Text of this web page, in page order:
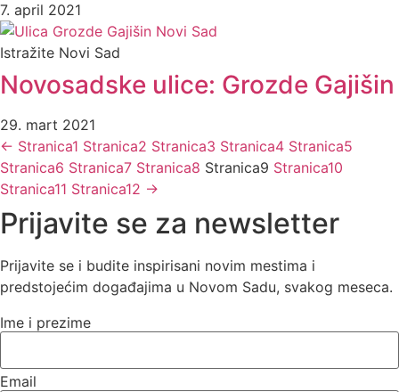
7. april 2021
Istražite Novi Sad
Novosadske ulice: Grozde Gajišin
29. mart 2021
← Stranica1 Stranica2 Stranica3 Stranica4 Stranica5
Stranica6 Stranica7 Stranica8 Stranica9 Stranica10
Stranica11 Stranica12 →
Prijavite se za newsletter
Prijavite se i budite inspirisani novim mestima i
predstojećim događajima u Novom Sadu, svakog meseca.
Ime i prezime
Email